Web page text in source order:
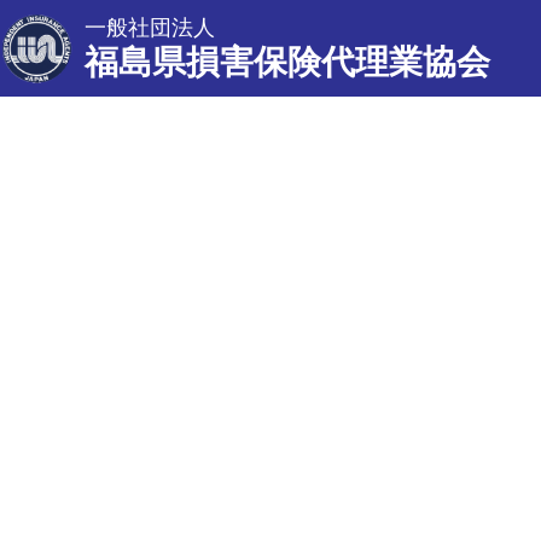
一般社団法人
福島県損害保険代理業協会